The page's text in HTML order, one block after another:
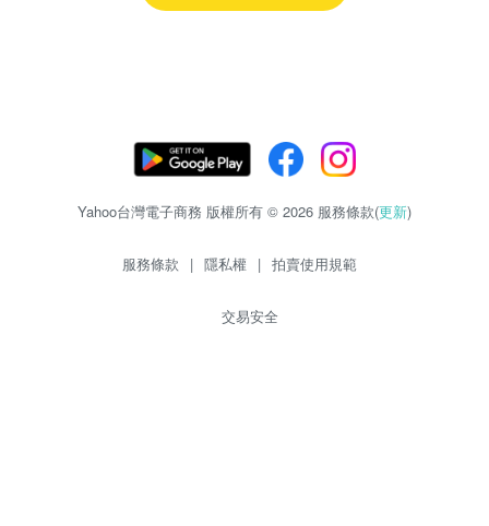
Yahoo台灣電子商務 版權所有 © 2026 服務條款(更新)
服務條款 | 隱私權 | 拍賣使用規範
交易安全